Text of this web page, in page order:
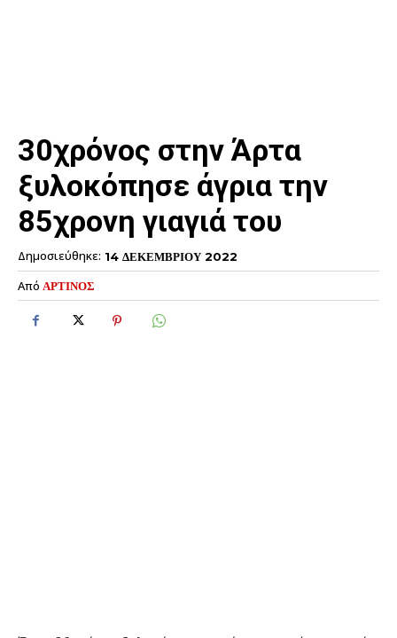
30χρόνος στην Άρτα
ξυλοκόπησε άγρια την
85χρονη γιαγιά του
Δημοσιεύθηκε: 14 ΔΕΚΕΜΒΡΙΟΥ 2022
Από ΑΡΤΙΝΟΣ